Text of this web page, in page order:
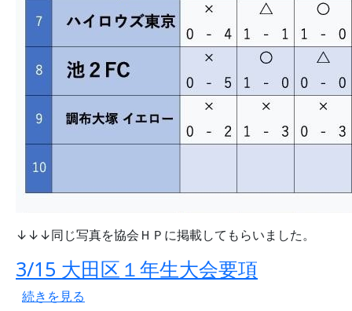
↓↓↓同じ写真を協会ＨＰに掲載してもらいました。
3/15 大田区１年生大会要項
3/15 大田区１年生大会要項 の
続きを見る